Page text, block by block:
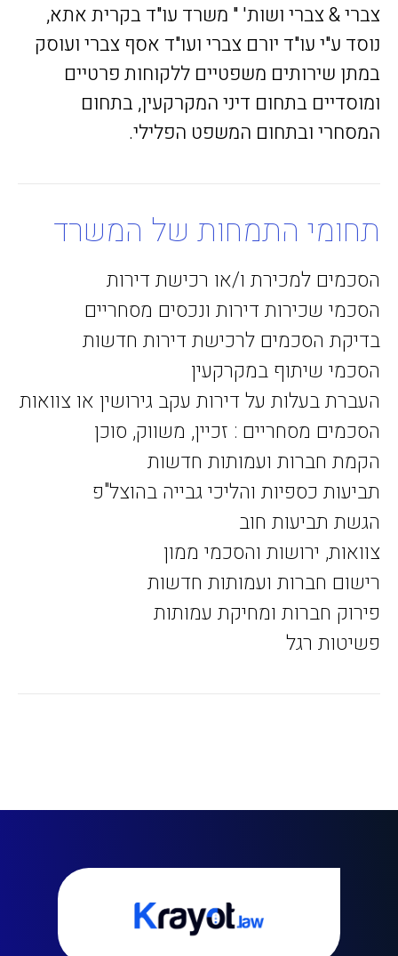
צברי & צברי ושות' " משרד עו"ד בקרית אתא,
נוסד ע"י עו"ד יורם צברי ועו"ד אסף צברי ועוסק
במתן שירותים משפטיים ללקוחות פרטיים
ומוסדיים בתחום דיני המקרקעין, בתחום
המסחרי ובתחום המשפט הפלילי.
תחומי התמחות של המשרד
הסכמים למכירת ו/או רכישת דירות
הסכמי שכירות דירות ונכסים מסחריים
בדיקת הסכמים לרכישת דירות חדשות
הסכמי שיתוף במקרקעין
העברת בעלות על דירות עקב גירושין או צוואות
הסכמים מסחריים : זכיין, משווק, סוכן
הקמת חברות ועמותות חדשות
תביעות כספיות והליכי גבייה בהוצל"פ
הגשת תביעות חוב
צוואות, ירושות והסכמי ממון
רישום חברות ועמותות חדשות
פירוק חברות ומחיקת עמותות
פשיטות רגל